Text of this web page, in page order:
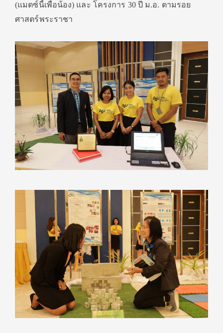
(แมตซ์นี้เพื่อน้อง) และ โครงการ 30 ปี ม.อ. ตามรอย
ศาสตร์พระราชา